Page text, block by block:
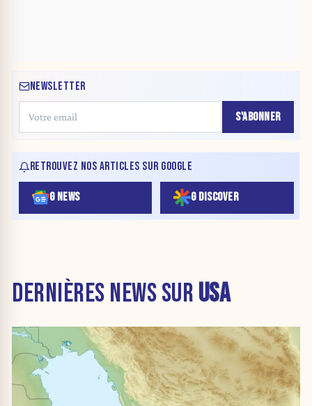
NEWSLETTER
S'ABONNER
RETROUVEZ NOS ARTICLES SUR GOOGLE
G NEWS G DISCOVER
DERNIÈRES NEWS SUR USA